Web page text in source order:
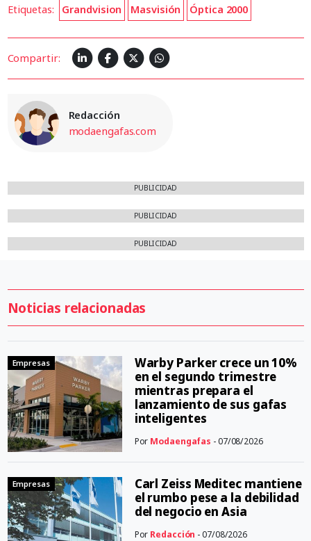
Etiquetas: Grandvision Masvisión Óptica 2000
Compartir:
Redacción
modaengafas.com
PUBLICIDAD
PUBLICIDAD
PUBLICIDAD
Noticias relacionadas
Empresas
Warby Parker crece un 10%
en el segundo trimestre
mientras prepara el
lanzamiento de sus gafas
inteligentes
Por Modaengafas - 07/08/2026
Empresas
Carl Zeiss Meditec mantiene
el rumbo pese a la debilidad
del negocio en Asia
Por Redacción - 07/08/2026